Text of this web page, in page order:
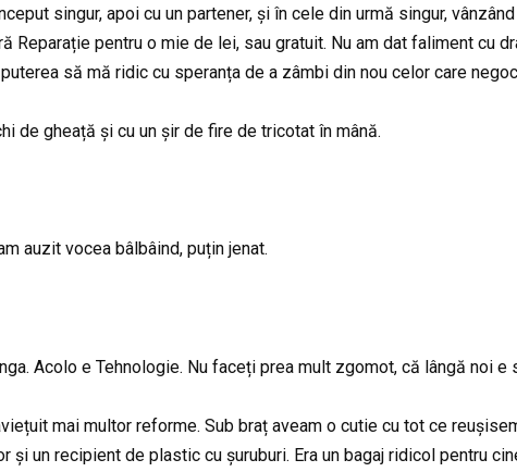
singur, apoi cu un partener, și în cele din urmă singur,
Reparație pentru o mie de lei, sau gratuit. Nu am dat faliment cu
să mă ridic cu speranța de a zâmbi din nou celor care
de gheață și cu un șir de fire de tricotat în mână.
auzit vocea bâlbâind, puțin jenat.
Acolo e Tehnologie. Nu faceți prea mult zgomot, că lângă noi e
mai multor reforme. Sub braț aveam o cutie cu tot ce
un recipient de plastic cu șuruburi. Era un bagaj ridicol pentru